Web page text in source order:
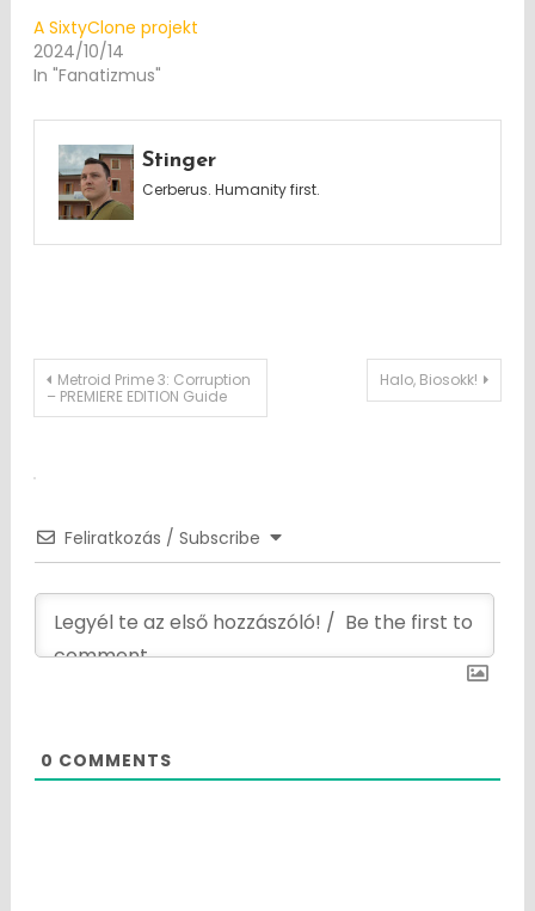
A SixtyClone projekt
2024/10/14
In "Fanatizmus"
Stinger
Cerberus. Humanity first.
Post
Metroid Prime 3: Corruption
– PREMIERE EDITION Guide
Halo, Biosokk!
Feliratkozás / Subscribe
0 COMMENTS